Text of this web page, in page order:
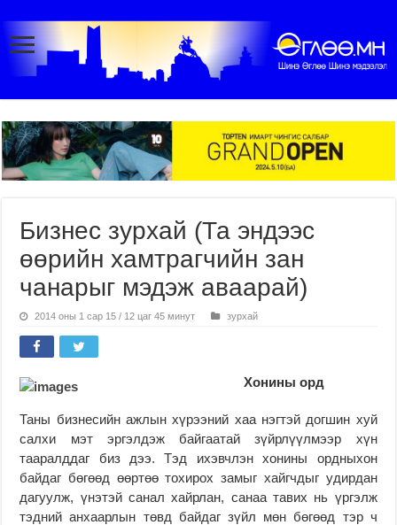
Бизнес зурхай (Та эндээс
өөрийн хамтрагчийн зан
чанарыг мэдэж аваарай)
2014 оны 1 сар 15 / 12 цаг 45 минут зурхай
Хонины орд
Таны бизнесийн ажлын хүрээний хаа нэгтэй догшин хуй
салхи мэт эргэлдэж байгаатай зүйрлүүлмээр хүн
тааралддаг биз дээ. Тэд ихэвчлэн хонины ордныхон
байдаг бөгөөд өөртөө тохирох замыг хайгчдыг удирдан
дагуулж, үнэтэй санал хайрлан, санаа тавих нь үргэлж
тэдний анхаарлын төвд байдаг зүйл мөн бөгөөд тэр ч